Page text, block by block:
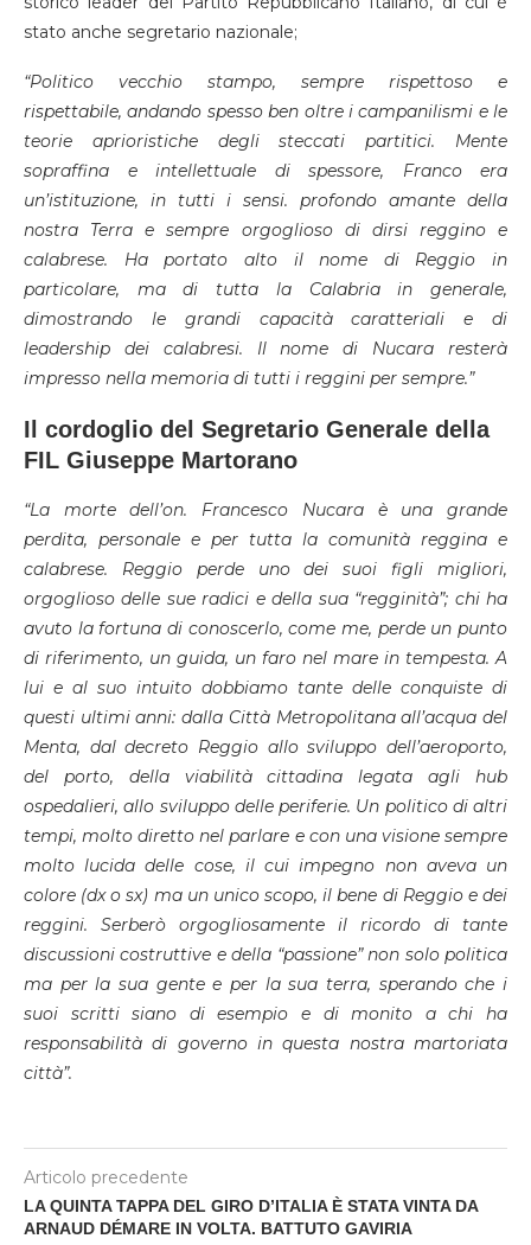
stato anche segretario nazionale;
“Politico vecchio stampo, sempre rispettoso e
rispettabile, andando spesso ben oltre i campanilismi e le
teorie aprioristiche degli steccati partitici. Mente
sopraffina e intellettuale di spessore, Franco era
un’istituzione, in tutti i sensi. profondo amante della
nostra Terra e sempre orgoglioso di dirsi reggino e
calabrese. Ha portato alto il nome di Reggio in
particolare, ma di tutta la Calabria in generale,
dimostrando le grandi capacità caratteriali e di
leadership dei calabresi. Il nome di Nucara resterà
impresso nella memoria di tutti i reggini per sempre.”
Il cordoglio del Segretario Generale della
FIL Giuseppe Martorano
“La morte dell’on. Francesco Nucara è una grande
perdita, personale e per tutta la comunità reggina e
calabrese. Reggio perde uno dei suoi figli migliori,
orgoglioso delle sue radici e della sua “regginità”; chi ha
avuto la fortuna di conoscerlo, come me, perde un punto
di riferimento, un guida, un faro nel mare in tempesta. A
lui e al suo intuito dobbiamo tante delle conquiste di
questi ultimi anni: dalla Città Metropolitana all’acqua del
Menta, dal decreto Reggio allo sviluppo dell’aeroporto,
del porto, della viabilità cittadina legata agli hub
ospedalieri, allo sviluppo delle periferie. Un politico di altri
tempi, molto diretto nel parlare e con una visione sempre
molto lucida delle cose, il cui impegno non aveva un
colore (dx o sx) ma un unico scopo, il bene di Reggio e dei
reggini. Serberò orgogliosamente il ricordo di tante
discussioni costruttive e della “passione” non solo politica
ma per la sua gente e per la sua terra, sperando che i
suoi scritti siano di esempio e di monito a chi ha
responsabilità di governo in questa nostra martoriata
città”.
Articolo precedente
LA QUINTA TAPPA DEL GIRO D’ITALIA È STATA VINTA DA
ARNAUD DÉMARE IN VOLTA. BATTUTO GAVIRIA